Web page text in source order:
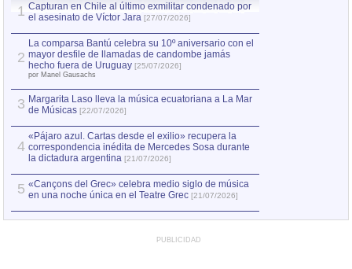
1 Capturan en Chile al último exmilitar condenado por
el asesinato de Víctor Jara [27/07/2026]
2
La comparsa Bantú celebra su 10º aniversario con el
mayor desfile de llamadas de candombe jamás
hecho fuera de Uruguay [25/07/2026]
por Manel Gausachs
3 Margarita Laso lleva la música ecuatoriana a La Mar
de Músicas [22/07/2026]
4
«Pájaro azul. Cartas desde el exilio» recupera la
correspondencia inédita de Mercedes Sosa durante
la dictadura argentina [21/07/2026]
5 «Cançons del Grec» celebra medio siglo de música
en una noche única en el Teatre Grec [21/07/2026]
PUBLICIDAD